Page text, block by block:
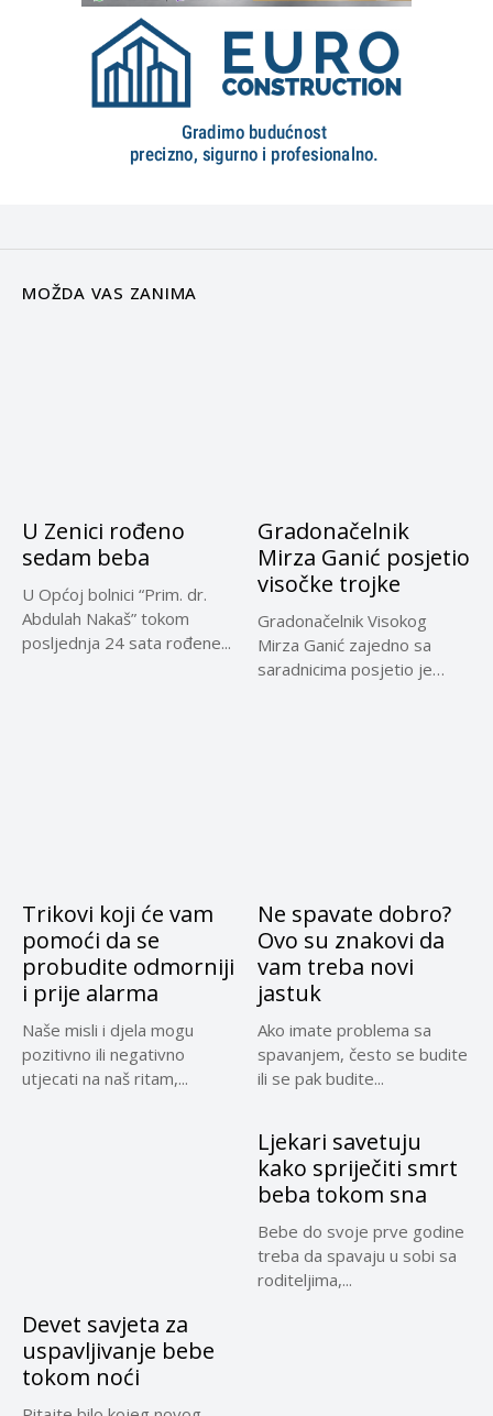
MOŽDA VAS ZANIMA
U Zenici rođeno
sedam beba
U Općoj bolnici “Prim. dr.
Abdulah Nakaš” tokom
posljednja 24 sata rođene...
Gradonačelnik
Mirza Ganić posjetio
visočke trojke
Gradonačelnik Visokog
Mirza Ganić zajedno sa
saradnicima posjetio je
Trikovi koji će vam
pomoći da se
probudite odmorniji
i prije alarma
Naše misli i djela mogu
pozitivno ili negativno
utjecati na naš ritam,...
Ne spavate dobro?
Ovo su znakovi da
vam treba novi
jastuk
Ako imate problema sa
spavanjem, često se budite
ili se pak budite...
Devet savjeta za
uspavljivanje bebe
tokom noći
Ljekari savetuju
kako spriječiti smrt
beba tokom sna
Bebe do svoje prve godine
treba da spavaju u sobi sa
roditeljima,...